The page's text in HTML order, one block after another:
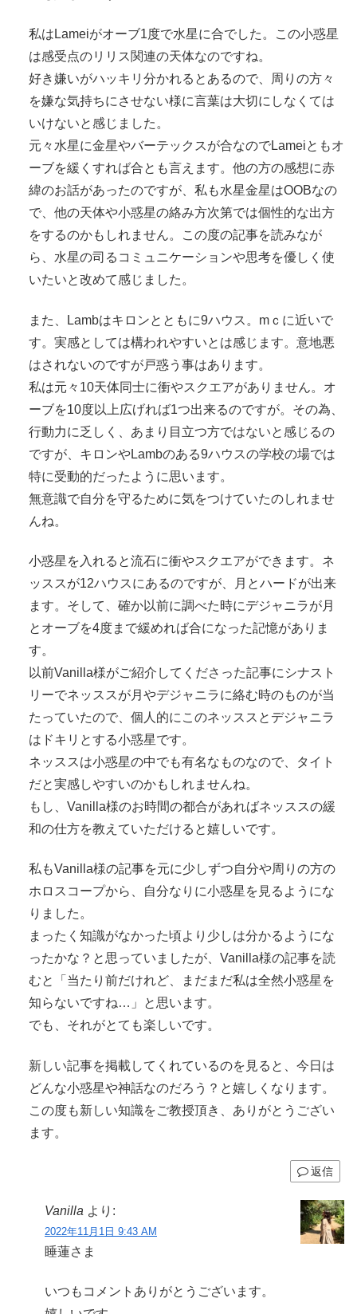
私はLameiがオーブ1度で水星に合でした。この小惑星
は感受点のリリス関連の天体なのですね。
好き嫌いがハッキリ分かれるとあるので、周りの方々
を嫌な気持ちにさせない様に言葉は大切にしなくては
いけないと感じました。
元々水星に金星やバーテックスが合なのでLameiともオ
ーブを緩くすれば合とも言えます。他の方の感想に赤
緯のお話があったのですが、私も水星金星はOOBなの
で、他の天体や小惑星の絡み方次第では個性的な出方
をするのかもしれません。この度の記事を読みなが
ら、水星の司るコミュニケーションや思考を優しく使
いたいと改めて感じました。
また、Lambはキロンとともに9ハウス。mｃに近いで
す。実感としては構われやすいとは感じます。意地悪
はされないのですが戸惑う事はあります。
私は元々10天体同士に衝やスクエアがありません。オ
ーブを10度以上広げれば1つ出来るのですが。その為、
行動力に乏しく、あまり目立つ方ではないと感じるの
ですが、キロンやLambのある9ハウスの学校の場では
特に受動的だったように思います。
無意識で自分を守るために気をつけていたのしれませ
んね。
小惑星を入れると流石に衝やスクエアができます。ネ
ッススが12ハウスにあるのですが、月とハードが出来
ます。そして、確か以前に調べた時にデジャニラが月
とオーブを4度まで緩めれば合になった記憶がありま
す。
以前Vanilla様がご紹介してくださった記事にシナスト
リーでネッススが月やデジャニラに絡む時のものが当
たっていたので、個人的にこのネッススとデジャニラ
はドキリとする小惑星です。
ネッススは小惑星の中でも有名なものなので、タイト
だと実感しやすいのかもしれませんね。
もし、Vanilla様のお時間の都合があればネッススの緩
和の仕方を教えていただけると嬉しいです。
私もVanilla様の記事を元に少しずつ自分や周りの方の
ホロスコープから、自分なりに小惑星を見るようにな
りました。
まったく知識がなかった頃より少しは分かるようにな
ったかな？と思っていましたが、Vanilla様の記事を読
むと「当たり前だけれど、まだまだ私は全然小惑星を
知らないですね…」と思います。
でも、それがとても楽しいです。
新しい記事を掲載してくれているのを見ると、今日は
どんな小惑星や神話なのだろう？と嬉しくなります。
この度も新しい知識をご教授頂き、ありがとうござい
ます。
返信
Vanilla より:
2022年11月1日 9:43 AM
睡蓮さま
いつもコメントありがとうございます。